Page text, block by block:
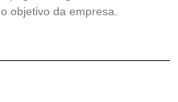
objetivo da empresa.